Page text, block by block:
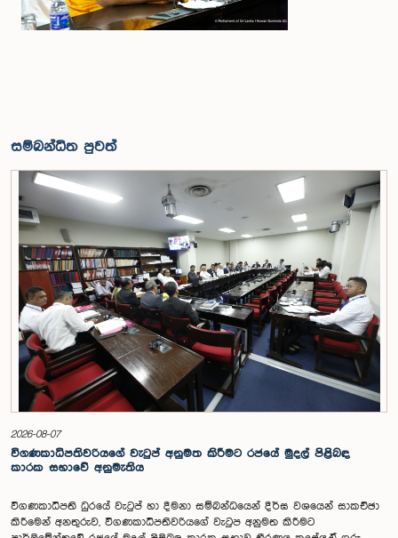
සම්බන්ධිත පුවත්
2026-08-07
විගණකාධිපතිවරියගේ වැටුප් අනුමත කිරීමට රජයේ මුදල් පිළිබඳ
කාරක සභාවේ අනුමැතිය
විගණකාධිපති ධුරයේ වැටුප් හා දීමනා සම්බන්ධයෙන් දීර්ඝ වශයෙන් සාකච්ඡා
කිරීමෙන් අනතුරුව, විගණකාධිපතිවරියගේ වැටුප අනුමත කිරීමට